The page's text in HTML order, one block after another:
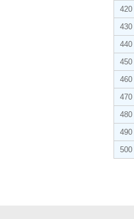
420
430
440
450
460
470
480
490
500